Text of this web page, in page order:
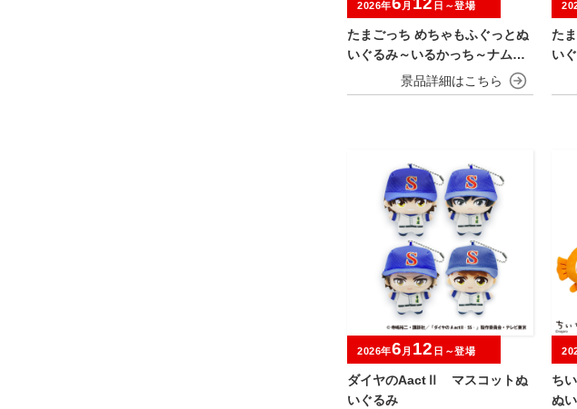
たまごっち めちゃもふぐっとぬ
いぐるみ～いるかっち～ナムコ
キャンペーン
2026年 月 日～登場
た
い
キ
ダイヤのAactⅡ マスコットぬ
いぐるみ
2026年6 月 12 日～登場
ち
ぬ